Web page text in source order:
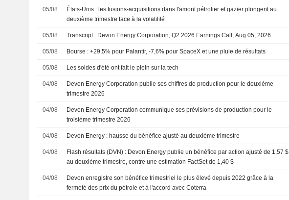
05/08
États-Unis : les fusions-acquisitions dans l'amont pétrolier et gazier plongent au
deuxième trimestre face à la volatilité
05/08 Transcript : Devon Energy Corporation, Q2 2026 Earnings Call, Aug 05, 2026
05/08 Bourse : +29,5% pour Palantir, -7,6% pour SpaceX et une pluie de résultats
05/08 Les soldes d'été ont fait le plein sur la tech
04/08
Devon Energy Corporation publie ses chiffres de production pour le deuxième
trimestre 2026
04/08
Devon Energy Corporation communique ses prévisions de production pour le
troisième trimestre 2026
04/08 Devon Energy : hausse du bénéfice ajusté au deuxième trimestre
04/08
Flash résultats (DVN) : Devon Energy publie un bénéfice par action ajusté de 1,57 $
au deuxième trimestre, contre une estimation FactSet de 1,40 $
04/08
Devon enregistre son bénéfice trimestriel le plus élevé depuis 2022 grâce à la
fermeté des prix du pétrole et à l'accord avec Coterra